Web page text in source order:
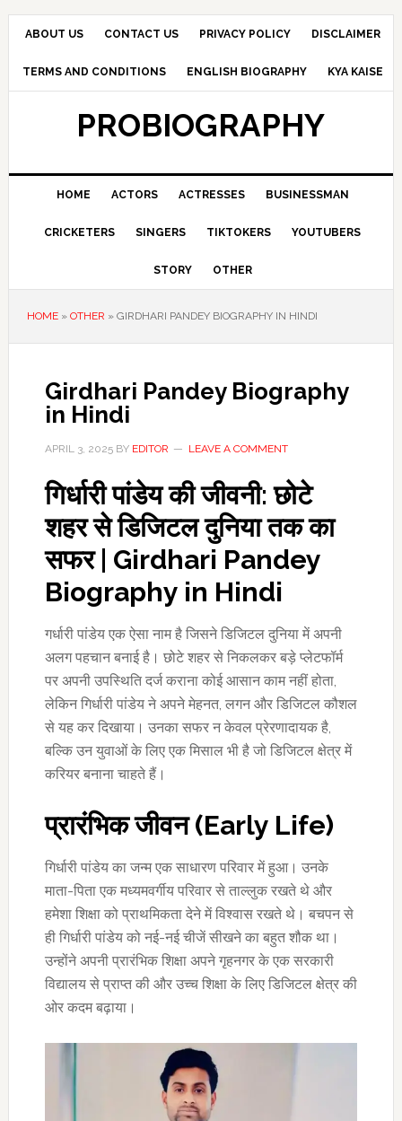
Skip
navigation
Skip
content
Skip
sidebar
ABOUT US CONTACT US PRIVACY POLICY DISCLAIMER
TERMS AND CONDITIONS ENGLISH BIOGRAPHY KYA KAISE
PROBIOGRAPHY
HOME ACTORS ACTRESSES BUSINESSMAN
CRICKETERS SINGERS TIKTOKERS YOUTUBERS
STORY OTHER
HOME» OTHER » GIRDHARI PANDEY BIOGRAPHY IN HINDI
Girdhari Pandey Biography
in Hindi
APRIL 3, 2025BY EDITOR LEAVE A COMMENT
गिर्धारी पांडेय की जीवनी: छोटे
शहर से डिजिटल दुनिया तक का
सफर | Girdhari Pandey
Biography in Hindi
गर्धारी पांडेय एक ऐसा नाम है जिसने डिजिटल दुनिया में अपनी
अलग पहचान बनाई है। छोटे शहर से निकलकर बड़े प्लेटफॉर्म
पर अपनी उपस्थिति दर्ज कराना कोई आसान काम नहीं होता,
लेकिन गिर्धारी पांडेय ने अपने मेहनत, लगन और डिजिटल कौशल
से यह कर दिखाया। उनका सफर न केवल प्रेरणादायक है,
बल्कि उन युवाओं के लिए एक मिसाल भी है जो डिजिटल क्षेत्र में
करियर बनाना चाहते हैं।
प्रारंभिक जीवन (Early Life)
गिर्धारी पांडेय का जन्म एक साधारण परिवार में हुआ। उनके
माता-पिता एक मध्यमवर्गीय परिवार से ताल्लुक रखते थे और
हमेशा शिक्षा को प्राथमिकता देने में विश्वास रखते थे। बचपन से
ही गिर्धारी पांडेय को नई-नई चीजें सीखने का बहुत शौक था।
उन्होंने अपनी प्रारंभिक शिक्षा अपने गृहनगर के एक सरकारी
विद्यालय से प्राप्त की और उच्च शिक्षा के लिए डिजिटल क्षेत्र की
ओर कदम बढ़ाया।